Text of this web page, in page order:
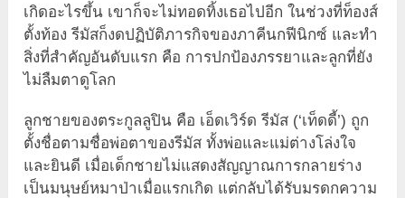
เกิดอะไรขึ้น เขาก็จะไม่ทอดทิ้งเธอไปอีก ในช่วงที่ท็องส์
ตั้งท้อง รีมัสก็งดปฏิบัติภารกิจของภาคีนกฟีนิกซ์ และทำ
สิ่งที่สำคัญอันดับแรก คือ การปกป้องภรรยาและลูกที่ยัง
ไม่ลืมตาดูโลก
ลูกชายของตระกูลลูปิน คือ เอ็ดเวิร์ด รีมัส (‘เท็ดดี้’) ถูก
ตั้งชื่อตามชื่อพ่อตาของรีมัส ทั้งพ่อและแม่ต่างโล่งใจ
และยินดี เมื่อเด็กชายไม่แสดงสัญญาณการกลายร่าง
เป็นมนุษย์หมาป่าเมื่อแรกเกิด แต่กลับได้รับมรดกความ